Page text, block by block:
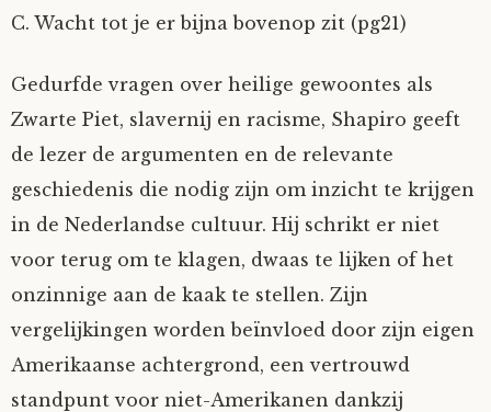
C. Wacht tot je er bijna bovenop zit (pg21)
Gedurfde vragen over heilige gewoontes als
Zwarte Piet, slavernij en racisme, Shapiro geeft
de lezer de argumenten en de relevante
geschiedenis die nodig zijn om inzicht te krijgen
in de Nederlandse cultuur. Hij schrikt er niet
voor terug om te klagen, dwaas te lijken of het
onzinnige aan de kaak te stellen. Zijn
vergelijkingen worden beïnvloed door zijn eigen
Amerikaanse achtergrond, een vertrouwd
standpunt voor niet-Amerikanen dankzij